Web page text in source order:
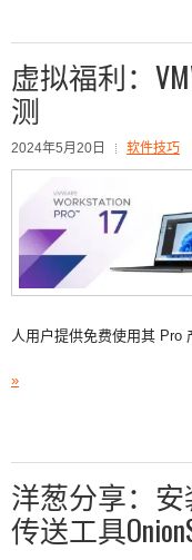
虚拟福利：
测
2024年5月20日 软件技巧
人用户提供免费使用其
»
洋葱分享：
传送工具